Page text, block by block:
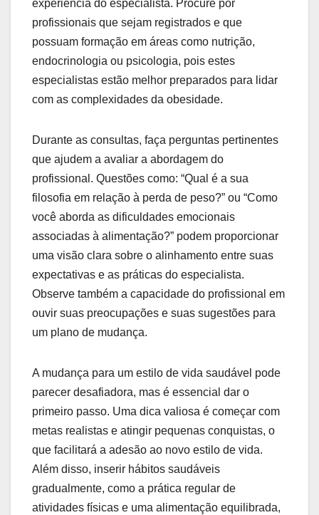
experiência do especialista. Procure por
profissionais que sejam registrados e que
possuam formação em áreas como nutrição,
endocrinologia ou psicologia, pois estes
especialistas estão melhor preparados para lidar
com as complexidades da obesidade.
Durante as consultas, faça perguntas pertinentes
que ajudem a avaliar a abordagem do
profissional. Questões como: “Qual é a sua
filosofia em relação à perda de peso?” ou “Como
você aborda as dificuldades emocionais
associadas à alimentação?” podem proporcionar
uma visão clara sobre o alinhamento entre suas
expectativas e as práticas do especialista.
Observe também a capacidade do profissional em
ouvir suas preocupações e suas sugestões para
um plano de mudança.
A mudança para um estilo de vida saudável pode
parecer desafiadora, mas é essencial dar o
primeiro passo. Uma dica valiosa é começar com
metas realistas e atingir pequenas conquistas, o
que facilitará a adesão ao novo estilo de vida.
Além disso, inserir hábitos saudáveis
gradualmente, como a prática regular de
atividades físicas e uma alimentação equilibrada,